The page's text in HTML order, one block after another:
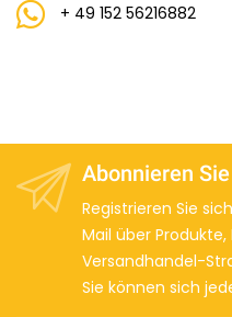
+ 49 152 56216882
Abonnieren
Registrieren Sie
Mail über
Versandhandel-
Sie können sich